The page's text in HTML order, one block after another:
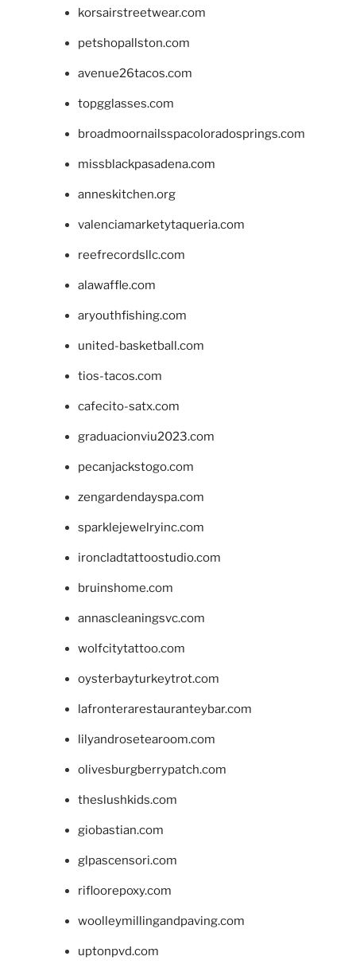
korsairstreetwear.com
petshopallston.com
avenue26tacos.com
topgglasses.com
broadmoornailsspacoloradosprings.com
missblackpasadena.com
anneskitchen.org
valenciamarketytaqueria.com
reefrecordsllc.com
alawaffle.com
aryouthfishing.com
united-basketball.com
tios-tacos.com
cafecito-satx.com
graduacionviu2023.com
pecanjackstogo.com
zengardendayspa.com
sparklejewelryinc.com
ironcladtattoostudio.com
bruinshome.com
annascleaningsvc.com
wolfcitytattoo.com
oysterbayturkeytrot.com
lafronterarestauranteybar.com
lilyandrosetearoom.com
olivesburgberrypatch.com
theslushkids.com
giobastian.com
glpascensori.com
rifloorepoxy.com
woolleymillingandpaving.com
uptonpvd.com